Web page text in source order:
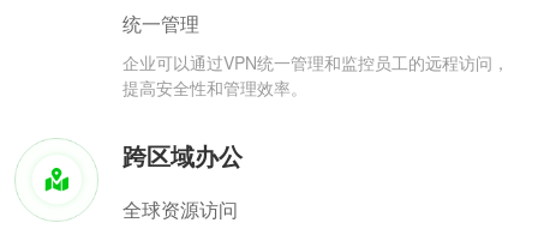
统一管理
企业可以通过VPN统一管理和监控员工的远程访问，
提高安全性和管理效率。
跨区域办公
全球资源访问